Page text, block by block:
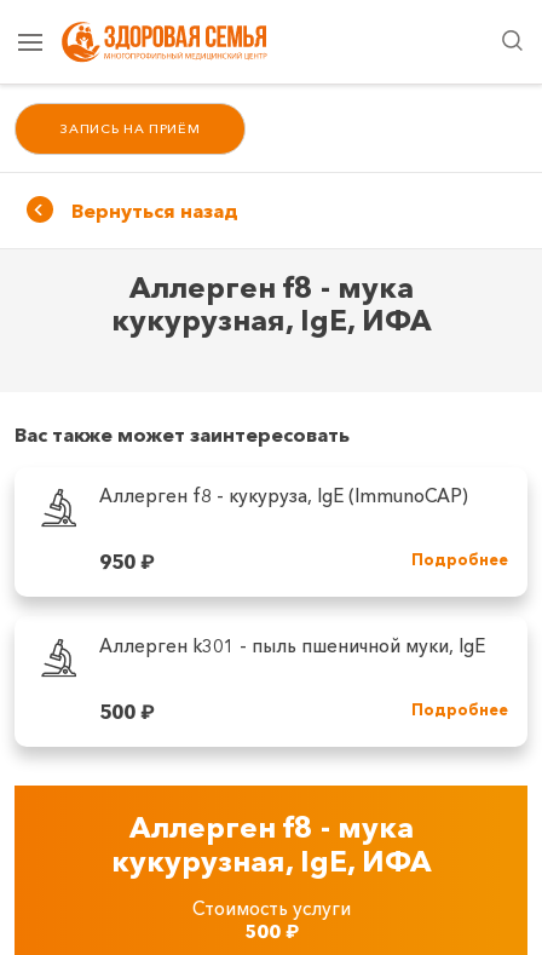
ЗАПИСЬ НА ПРИЁМ
Вернуться назад
Аллерген f8 - мука
кукурузная, IgE, ИФА
Вас также может заинтересовать
Аллерген f8 - кукуруза, IgE (ImmunoCAP)
950₽ Подробнее
Аллерген k301 - пыль пшеничной муки, IgE
500₽ Подробнее
Аллерген f8 - мука
кукурузная, IgE, ИФА
Стоимость услуги
500₽